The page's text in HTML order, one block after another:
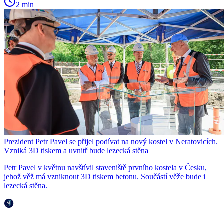
2 min
Prezident Petr Pavel se přijel podívat na nový kostel v Neratovicích.
Vzniká 3D tiskem a uvnitř bude lezecká stěna
Petr Pavel v květnu navštívil staveniště prvního kostela v Česku,
jehož věž má vzniknout 3D tiskem betonu. Součástí věže bude i
lezecká stěna.